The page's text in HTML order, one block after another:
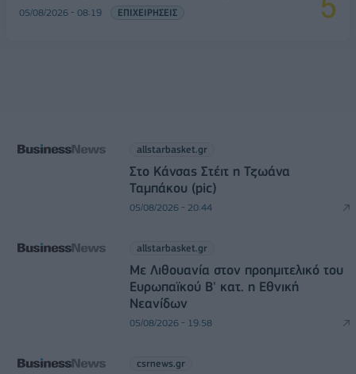
05/08/2026 - 08:19 ΕΠΙΧΕΙΡΗΣΕΙΣ
allstarbasket.gr
Στο Κάνσας Στέιτ η Τζωάνα
Ταμπάκου (pic)
05/08/2026 - 20:44
allstarbasket.gr
Με Λιθουανία στον προημιτελικό του
Ευρωπαϊκού Β' κατ. η Εθνική
Νεανίδων
05/08/2026 - 19:58
csrnews.gr